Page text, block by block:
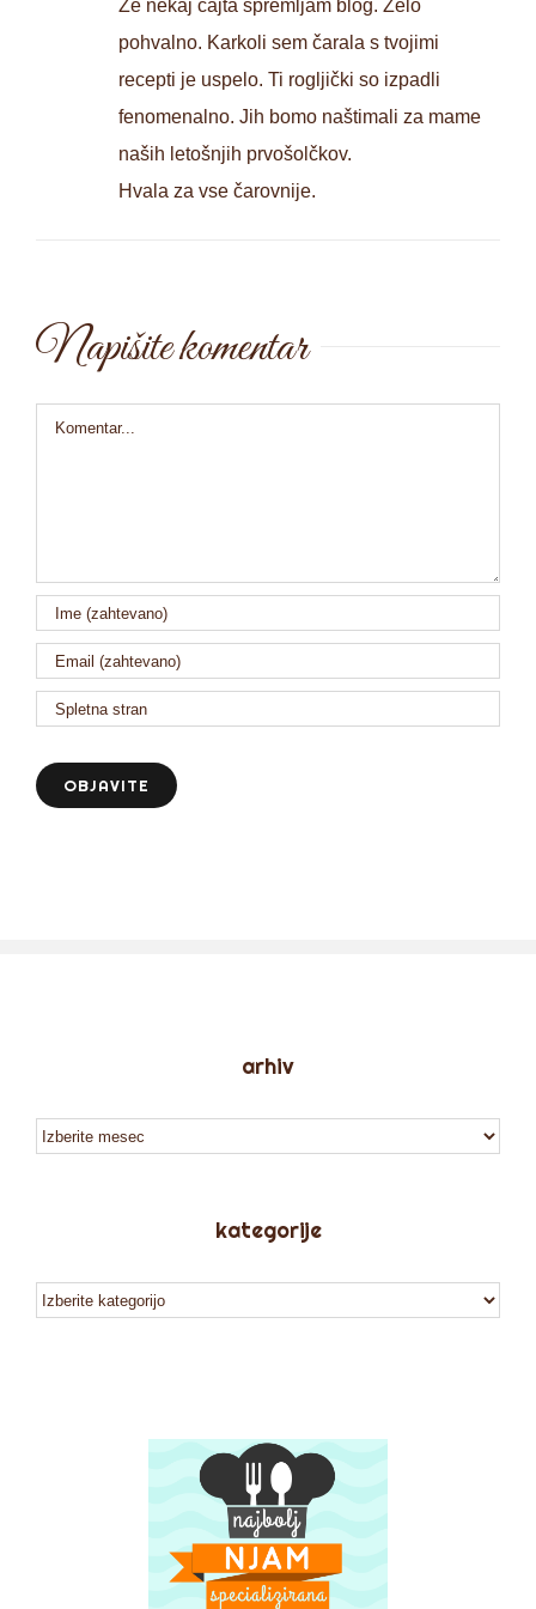
Že nekaj cajta spremljam blog. Zelo
pohvalno. Karkoli sem čarala s tvojimi
recepti je uspelo. Ti rogljički so izpadli
fenomenalno. Jih bomo naštimali za mame
naših letošnjih prvošolčkov.
Hvala za vse čarovnije.
Napišite komentar
Comment
arhiv
arhiv
kategorije
kategorije